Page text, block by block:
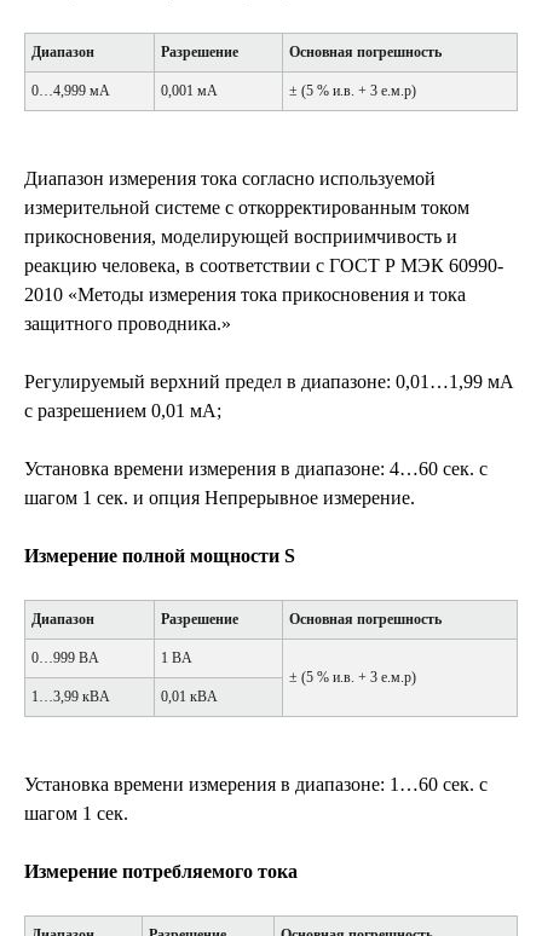
Диапазон Разрешение Основная погрешность
0…4,999 мА 0,001 мА ± (5 % и.в. + 3 е.м.р)
Диапазон измерения тока согласно используемой
измерительной системе с откорректированным током
прикосновения, моделирующей восприимчивость и
реакцию человека, в соответствии с ГОСТ Р МЭК 60990-
2010 «Методы измерения тока прикосновения и тока
защитного проводника.»
Регулируемый верхний предел в диапазоне: 0,01…1,99 мА
с разрешением 0,01 мА;
Установка времени измерения в диапазоне: 4…60 сек. с
шагом 1 сек. и опция Непрерывное измерение.
Измерение полной мощности S
Диапазон Разрешение Основная погрешность
0…999 ВA
1 ВA
± (5 % и.в. + 3 е.м.р)
1…3,99 кВA
0,01 кВA
Установка времени измерения в диапазоне: 1…60 сек. с
шагом 1 сек.
Измерение потребляемого тока